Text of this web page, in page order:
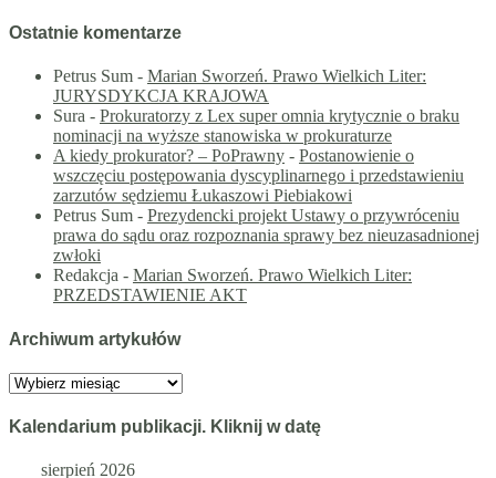
Ostatnie komentarze
Petrus Sum - Marian Sworzeń. Prawo Wielkich Liter:
JURYSDYKCJA KRAJOWA
Sura - Prokuratorzy z Lex super omnia krytycznie o braku
nominacji na wyższe stanowiska w prokuraturze
A kiedy prokurator? – PoPrawny - Postanowienie o
wszczęciu postępowania dyscyplinarnego i przedstawieniu
zarzutów sędziemu Łukaszowi Piebiakowi
Petrus Sum - Prezydencki projekt Ustawy o przywróceniu
prawa do sądu oraz rozpoznania sprawy bez nieuzasadnionej
zwłoki
Redakcja - Marian Sworzeń. Prawo Wielkich Liter:
PRZEDSTAWIENIE AKT
Archiwum artykułów
Archiwum
Kalendarium publikacji. Kliknij w datę
sierpień 2026